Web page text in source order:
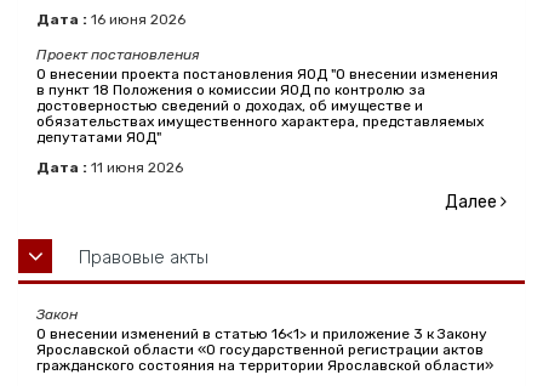
Дата : 16 июня 2026
Проект постановления
О внесении проекта постановления ЯОД "О внесении изменения
в пункт 18 Положения о комиссии ЯОД по контролю за
достоверностью сведений о доходах, об имуществе и
обязательствах имущественного характера, представляемых
депутатами ЯОД"
Дата : 11 июня 2026
Далее
Правовые акты
Закон
О внесении изменений в статью 16<1> и приложение 3 к Закону
Ярославской области «О государственной регистрации актов
гражданского состояния на территории Ярославской области»